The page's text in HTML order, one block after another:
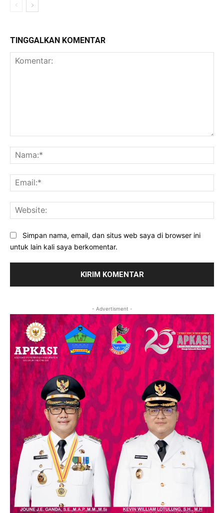
TINGGALKAN KOMENTAR
Simpan nama, email, dan situs web saya di browser ini
untuk lain kali saya berkomentar.
- Advertisment -